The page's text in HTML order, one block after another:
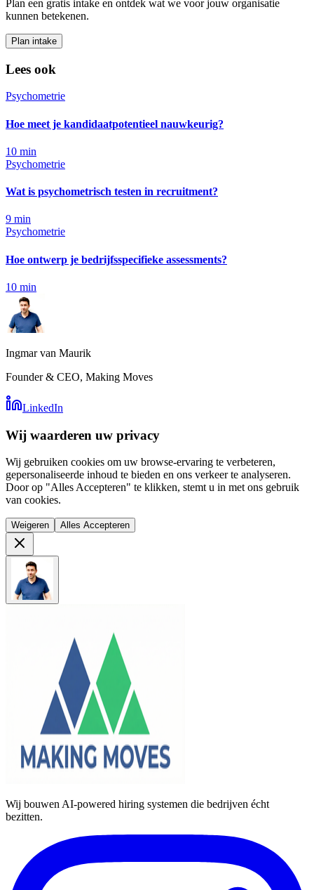
Plan een gratis intake en ontdek wat we voor jouw organisatie
kunnen betekenen.
Plan intake
Lees ook
Psychometrie
Hoe meet je kandidaatpotentieel nauwkeurig?
10 min
Psychometrie
Wat is psychometrisch testen in recruitment?
9 min
Psychometrie
Hoe ontwerp je bedrijfsspecifieke assessments?
10 min
Ingmar van Maurik
Founder & CEO, Making Moves
LinkedIn
Wij waarderen uw privacy
Wij gebruiken cookies om uw browse-ervaring te verbeteren,
gepersonaliseerde inhoud te bieden en ons verkeer te analyseren.
Door op "Alles Accepteren" te klikken, stemt u in met ons gebruik
van cookies.
Weigeren Alles Accepteren
Wij bouwen AI-powered hiring systemen die bedrijven écht
bezitten.